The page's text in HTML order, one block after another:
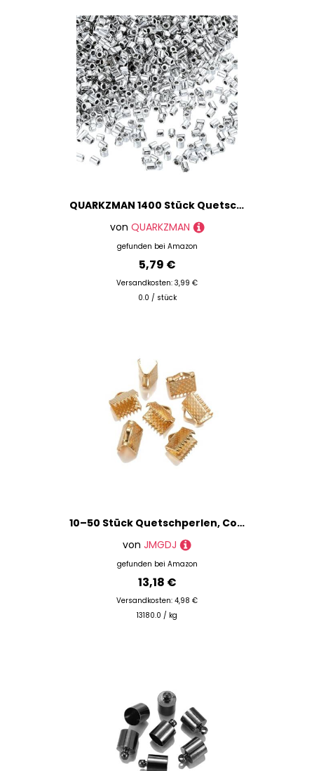
QUARKZMAN 1400 Stück Quetschperlen, 1,5x1,5mm Quetschröhrchen Tube Crimp Kupferrohr Crimp Perlen Perlen Abstandsperlen für Halsketten Armbänder Schmuckherstellung, Elektroplattierung Weiß K
von QUARKZMAN
gefunden bei Amazon
5,79 €
Versandkosten: 3,99 €
0.0 / stück
10–50 Stück Quetschperlen, Cove-Verschlüsse, Kordel-Endkappen, Schnurband, Lederclip, Foldover-Verbinder, Zubehör für DIY-Schmuckteile, KC Gold, 13,0 mm
von JMGDJ
gefunden bei Amazon
13,18 €
Versandkosten: 4,98 €
13180.0 / kg